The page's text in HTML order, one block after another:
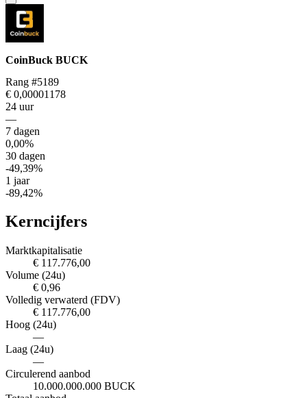
CoinBuck BUCK
Rang #5189
€ 0,00001178
24 uur
—
7 dagen
0,00%
30 dagen
-49,39%
1 jaar
-89,42%
Kerncijfers
Marktkapitalisatie
€ 117.776,00
Volume (24u)
€ 0,96
Volledig verwaterd (FDV)
€ 117.776,00
Hoog (24u)
—
Laag (24u)
—
Circulerend aanbod
10.000.000.000 BUCK